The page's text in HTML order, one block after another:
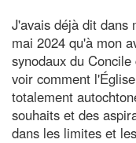
J'avais déjà dit dans
mai 2024 qu'à mon
synodaux du
voir comment
totalement
souhaits et des
dans les limites et